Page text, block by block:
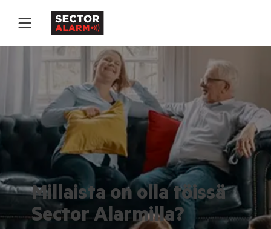
Millaista on olla töissä
Sector Alarmilla?